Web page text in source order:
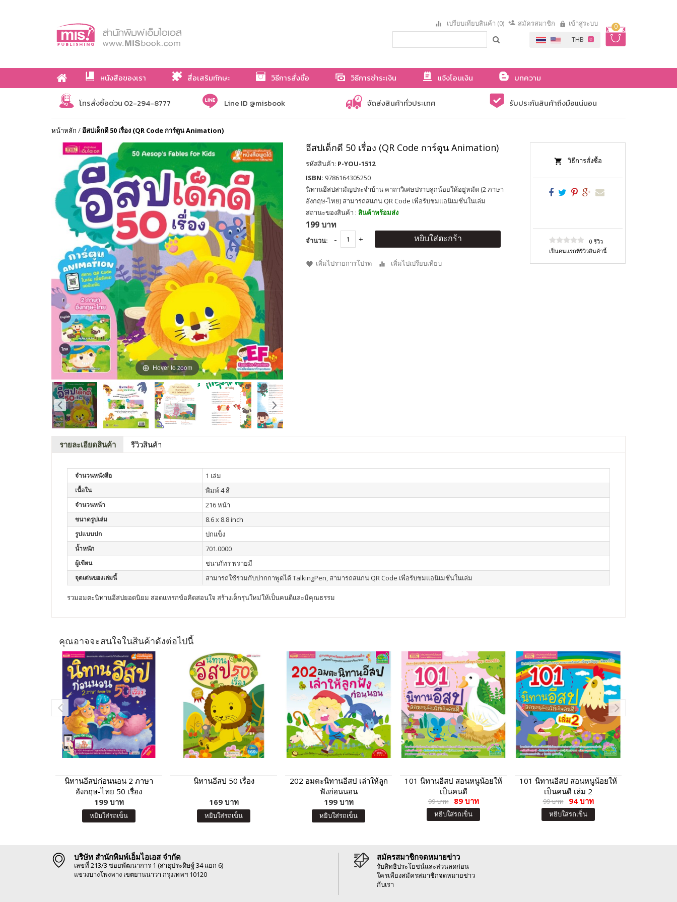
0
เปรียบเทียบสินค้า (0) สมัครสมาชิก เข้าสู่ระบบ
หนังสือของเรา สื่อเสริมทักษะ วิธีการสั่งซื้อ วิธีการชำระเงิน แจ้งโอนเงิน
บทความ
เกี่ยวกับเรา
โทรสั่งซื้อด่วน 02-294-8777 Line ID @misbook จัดส่งสินค้าทั่วประเทศ รับประกันสินค้าถึงมือแน่นอน
หน้าหลัก / อีสปเด็กดี 50 เรื่อง (QR Code การ์ตูน Animation)
Hover to zoom
อีสปเด็กดี 50 เรื่อง (QR Code การ์ตูน Animation)
รหัสสินค้า: P-YOU-1512
ISBN: 9786164305250
นิทานอีสปสามัญประจำบ้าน คาถาวิเศษปราบลูกน้อยให้อยู่หมัด (2 ภาษา
อังกฤษ-ไทย) สามารถสแกน QR Code เพื่อรับชมแอนิเมชั่นในเล่ม
สถานะของสินค้า : สินค้าพร้อมส่ง
199 บาท
จำนวน: หยิบใส่ตะกร้า
เพิ่มไปรายการโปรด เพิ่มไปเปรียบเทียบ
วิธีการสั่งซื้อ
0 รีวิว
เป็นคนแรกที่รีวิวสินค้านี้
รายละเอียดสินค้า รีวิวสินค้า
จำนวนหนังสือ 1 เล่ม
เนื้อใน พิมพ์ 4 สี
จำนวนหน้า 216 หน้า
ขนาดรูปเล่ม 8.6 x 8.8 inch
รูปแบบปก ปกแข็ง
น้ำหนัก 701.0000
ผู้เขียน ชนาภัทร พรายมี
จุดเด่นของเล่มนี้ สามารถใช้ร่วมกับปากกาพูดได้ TalkingPen, สามารถสแกน QR Code เพื่อรับชมแอนิเมชั่นในเล่ม
รวมอมตะนิทานอีสปยอดนิยม สอดแทรกข้อคิดสอนใจ สร้างเด็กรุ่นใหม่ให้เป็นคนดีและมีคุณธรรม
คุณอาจจะสนใจในสินค้าดังต่อไปนี้
นิทานอีสปก่อนนอน 2 ภาษา
อังกฤษ-ไทย 50 เรื่อง
199 บาท
หยิบใส่รถเข็น
นิทานอีสป 50 เรื่อง
169 บาท
หยิบใส่รถเข็น
202 อมตะนิทานอีสป เล่าให้ลูก
ฟังก่อนนอน
199 บาท
หยิบใส่รถเข็น
101 นิทานอีสป สอนหนูน้อยให้
เป็นคนดี
99 บาท 89 บาท
หยิบใส่รถเข็น
101 นิทานอีสป สอนหนูน้อยให้
เป็นคนดี เล่ม 2
99 บาท 94 บาท
หยิบใส่รถเข็น
บริษัท สำนักพิมพ์เอ็มไอเอส จำกัด
เลขที่ 213/3 ซอยพัฒนาการ 1 (สาธุประดิษฐ์ 34 แยก 6)
แขวงบางโพงพาง เขตยานนาวา กรุงเทพฯ 10120
สมัครสมาชิกจดหมายข่าว
รับสิทธิประโยชน์และส่วนลดก่อน
ใครเพียงสมัครสมาชิกจดหมายข่าว
กับเรา